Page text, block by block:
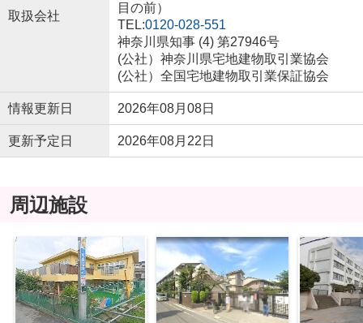
取扱会社
目の前）
TEL:0120-028-551
神奈川県知事 (4) 第27946号
(公社）神奈川県宅地建物取引業協会
(公社）全国宅地建物取引業保証協会
情報更新日 2026年08月08日
更新予定日 2026年08月22日
周辺施設